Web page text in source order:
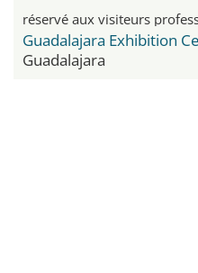
réservé aux visiteurs
Guadalajara Exhibition
Guadalajara